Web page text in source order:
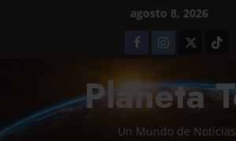
agosto 8, 2026
Planeta
Un Mundo de Noticias